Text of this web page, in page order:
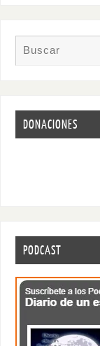
DONACIONES
PODCAST